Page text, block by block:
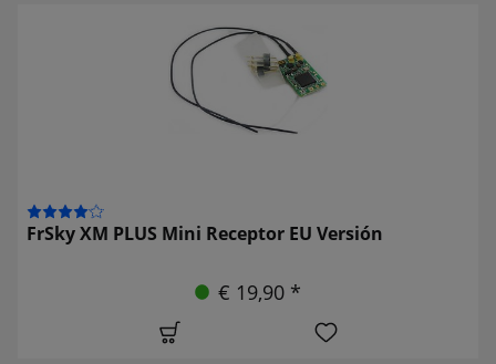
FrSky XM PLUS Mini Receptor EU Versión
€ 19,90 *